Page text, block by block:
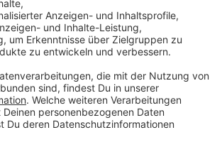
wir Bayern in diesem Sommer
Urlaubs-Spot der Welt! Worauf habt
mit, verratet es uns und lasst es uns